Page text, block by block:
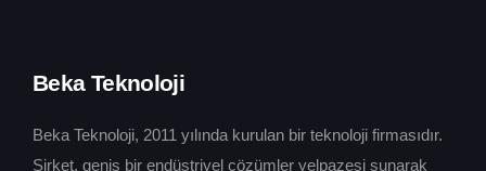
Beka Teknoloji
Beka Teknoloji, 2011 yılında kurulan bir teknoloji firmasıdır.
Şirket, geniş bir endüstriyel çözümler yelpazesi sunarak